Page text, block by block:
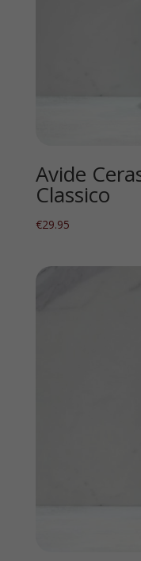
Avide
Classico
€29.95